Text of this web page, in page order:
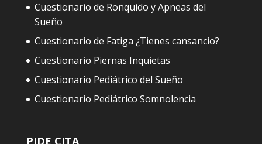
Cuestionario de Ronquido y Apneas del
Sueño
Cuestionario de Fatiga ¿Tienes cansancio?
Cuestionario Piernas Inquietas
Cuestionario Pediátrico del Sueño
Cuestionario Pediátrico Somnolencia
PIDE CITA